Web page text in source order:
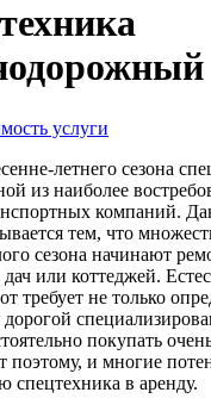
услуги
летнего сезона
из наиболее
компаний.
тем, что
сезона начинают
или коттеджей.
требует не только
покупать
поэтому, и многие
спецтехника в аренду.